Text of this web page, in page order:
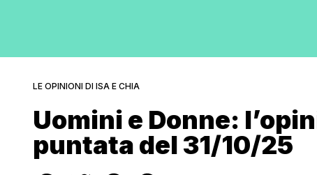
LE OPINIONI DI ISA E CHIA
Uomini e Donne:
puntata del 31/10/25